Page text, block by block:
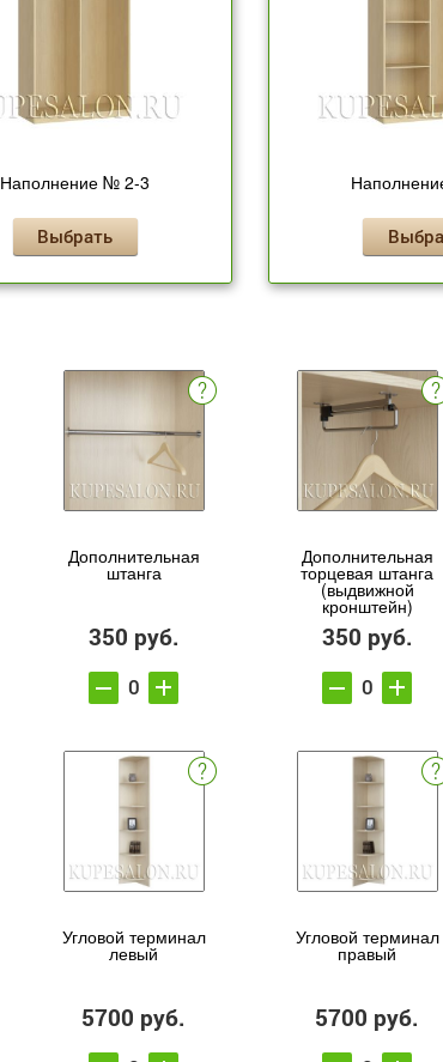
Наполнение № 2-3
Выбрать
Дополнительная
штанга
350 руб.
Дополнительная
торцевая штанга
(выдвижной
кронштейн)
350 руб.
Угловой терминал
левый
5700 руб.
Угловой терминал
правый
5700 руб.